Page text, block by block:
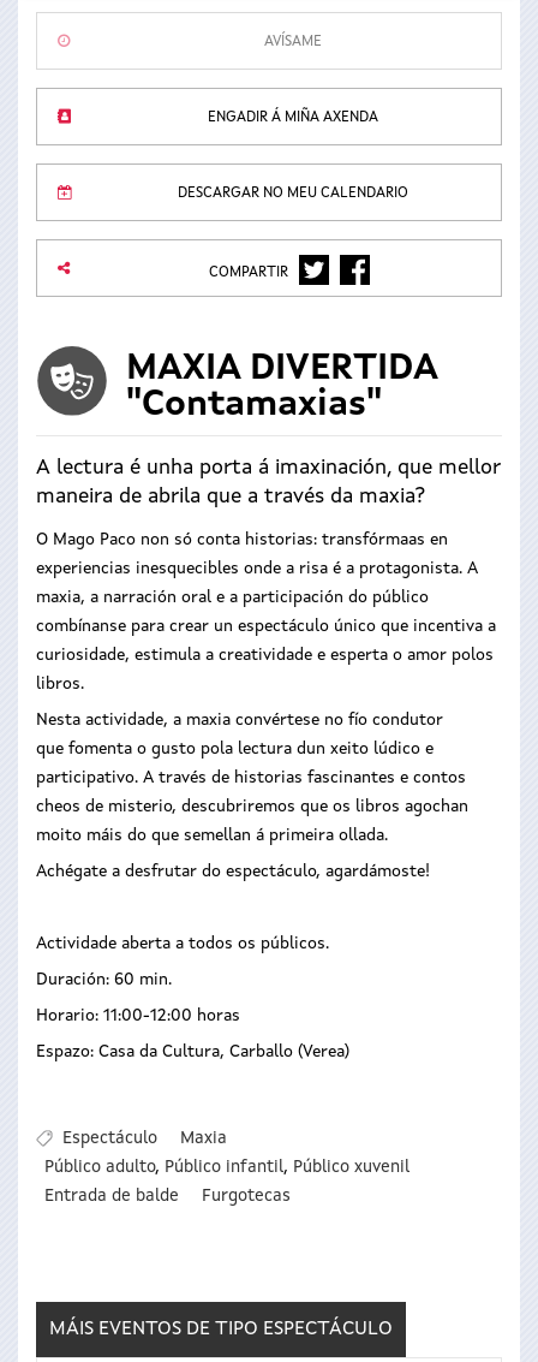
AVÍSAME
ENGADIR Á MIÑA AXENDA
DESCARGAR NO MEU CALENDARIO
COMPARTIR TWITTERFACEBOOK
MAXIA DIVERTIDA
"Contamaxias"
A lectura é unha porta á imaxinación, que mellor
maneira de abrila que a través da maxia?
O Mago Paco non só conta historias: transfórmaas en
experiencias inesquecibles onde a risa é a protagonista. A
maxia, a narración oral e a participación do público
combínanse para crear un espectáculo único que incentiva a
curiosidade, estimula a creatividade e esperta o amor polos
libros.
Nesta actividade, a maxia convértese no fío condutor
que fomenta o gusto pola lectura dun xeito lúdico e
participativo. A través de historias fascinantes e contos
cheos de misterio, descubriremos que os libros agochan
moito máis do que semellan á primeira ollada.
Achégate a desfrutar do espectáculo, agardámoste!
Actividade aberta a todos os públicos.
Duración: 60 min.
Horario: 11:00-12:00 horas
Espazo: Casa da Cultura, Carballo (Verea)
Espectáculo
Maxia
Público adulto, Público infantil, Público xuvenil
Entrada de balde
Furgotecas
MÁIS EVENTOS DE TIPO ESPECTÁCULO